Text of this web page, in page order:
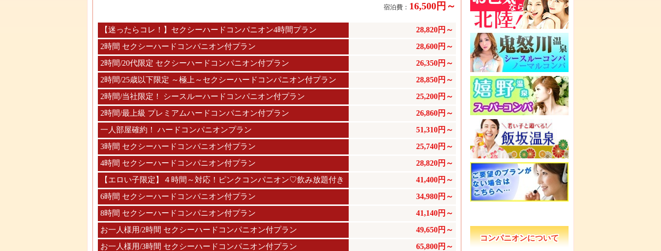
宿泊費： 16,500円～
【迷ったらコレ！】セクシーハードコンパニオン4時間プラン
28,820円～
2時間 セクシーハードコンパニオン付プラン
28,600円～
2時間/20代限定 セクシーハードコンパニオン付プラン
26,350円～
2時間/25歳以下限定 ～極上～セクシーハードコンパニオン付プラン
28,850円～
2時間/当社限定！ シースルーハードコンパニオン付プラン
25,200円～
2時間/最上級 プレミアムハードコンパニオン付プラン
26,860円～
一人部屋確約！ ハードコンパニオンプラン
51,310円～
3時間 セクシーハードコンパニオン付プラン
25,740円～
4時間 セクシーハードコンパニオン付プラン
28,820円～
【エロい子限定】４時間～対応！ピンクコンパニオン♡飲み放題付き
41,400円～
6時間 セクシーハードコンパニオン付プラン
34,980円～
8時間 セクシーハードコンパニオン付プラン
41,140円～
お一人様用/2時間 セクシーハードコンパニオン付プラン
49,650円～
お一人様用/3時間 セクシーハードコンパニオン付プラン
65,800円～
コンパニオンについて